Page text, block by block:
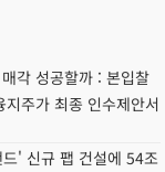
각 성공할까 : 본입찰
주가 최종 인수제안서
' 신규 팹 건설에 54조